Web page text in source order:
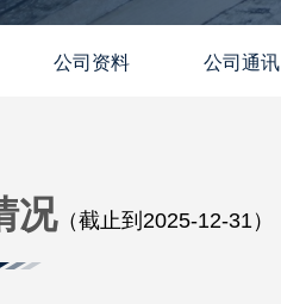
公司资料 公司通讯
况（截止到2025-12-31）